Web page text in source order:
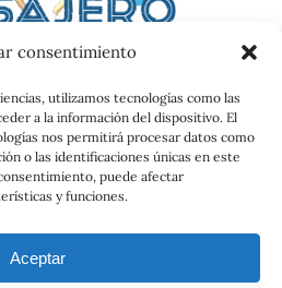
consentimiento
utilizamos tecnologías como las
a la información del dispositivo. El
nos permitirá procesar datos como
o las identificaciones únicas en este
puede afectar
y funciones.
Aceptar